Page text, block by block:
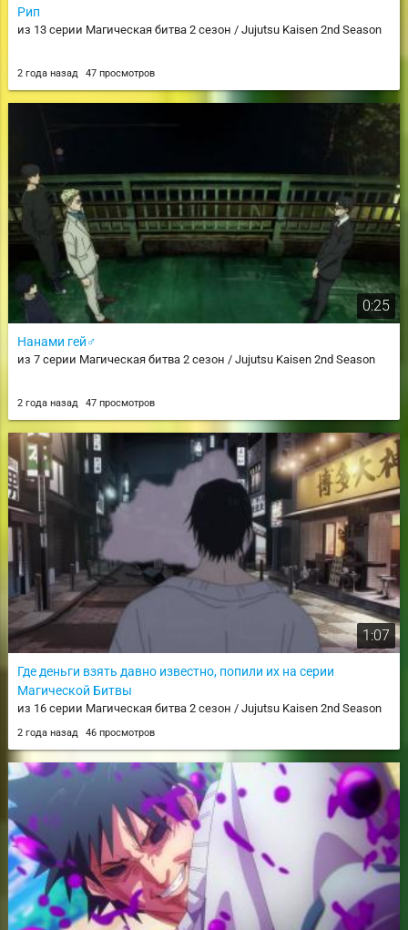
Рип
из 13 серии Магическая битва 2 сезон / Jujutsu Kaisen 2nd Season
2 года назад 47 просмотров
0:25
Нанами гей♂️
из 7 серии Магическая битва 2 сезон / Jujutsu Kaisen 2nd Season
2 года назад 47 просмотров
1:07
Где деньги взять давно известно, попили их на серии
Магической Битвы
из 16 серии Магическая битва 2 сезон / Jujutsu Kaisen 2nd Season
2 года назад 46 просмотров